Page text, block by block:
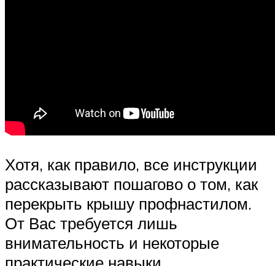
Хотя, как правило, все инструкции
рассказывают пошагово о том, как
перекрыть крышу профнастилом.
От Вас требуется лишь
внимательность и некоторые